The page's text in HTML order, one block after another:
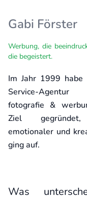
Gabi Förster
Werbung, die
die begeistert.
Im Jahr 1999
Service-
fotografie &
Ziel
emotionaler und
ging auf.
Was